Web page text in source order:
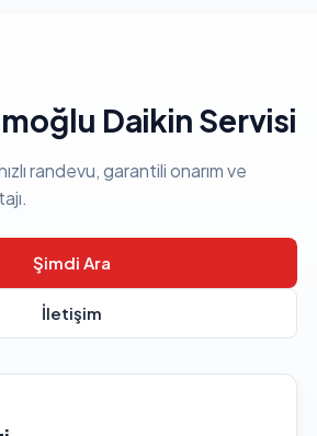
Daikin Servisi
randevu, garantili onarım ve
Şimdi Ara
İletişim